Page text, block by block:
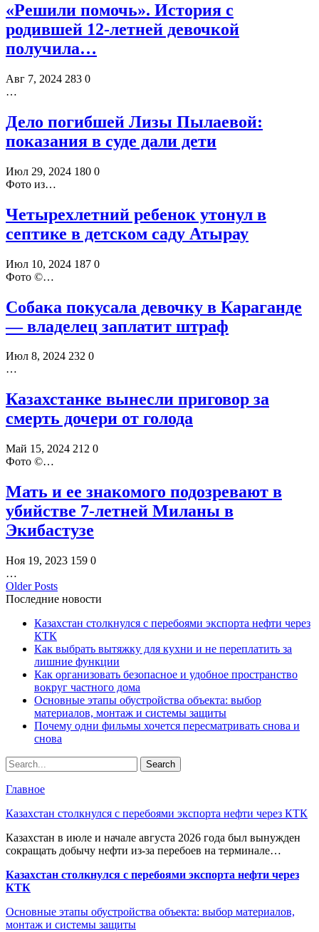
«Решили помочь». История с
родившей 12-летней девочкой
получила…
Авг 7, 2024 283 0
…
Дело погибшей Лизы Пылаевой:
показания в суде дали дети
Июл 29, 2024 180 0
Фото из…
Четырехлетний ребенок утонул в
септике в детском саду Атырау
Июл 10, 2024 187 0
Фото ©️…
Собака покусала девочку в Караганде
— владелец заплатит штраф
Июл 8, 2024 232 0
…
Казахстанке вынесли приговор за
смерть дочери от голода
Май 15, 2024 212 0
Фото ©️…
Мать и ее знакомого подозревают в
убийстве 7-летней Миланы в
Экибастузе
Ноя 19, 2023 159 0
…
Older Posts
Последние новости
Казахстан столкнулся с перебоями экспорта нефти через
КТК
Как выбрать вытяжку для кухни и не переплатить за
лишние функции
Как организовать безопасное и удобное пространство
вокруг частного дома
Основные этапы обустройства объекта: выбор
материалов, монтаж и системы защиты
Почему одни фильмы хочется пересматривать снова и
снова
Главное
Казахстан столкнулся с перебоями экспорта нефти через КТК
Казахстан в июле и начале августа 2026 года был вынужден
сокращать добычу нефти из-за перебоев на терминале…
Казахстан столкнулся с перебоями экспорта нефти через
КТК
Основные этапы обустройства объекта: выбор материалов,
монтаж и системы защиты